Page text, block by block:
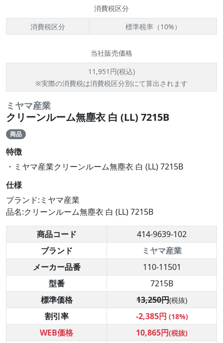
消費税区分
消費税区分
標準税率（10%）
当社販売価格
11,951円(税込)
※実際の消費税は消費税区分別にて算出されます
ミヤマ産業
クリーンルーム無塵衣 白 (LL) 7215B
商品
特徴
・ミヤマ産業クリーンルーム無塵衣 白 (LL) 7215B
仕様
ブランド:ミヤマ産業
品名:クリーンルーム無塵衣 白 (LL) 7215B
商品コード
414-9639-102
ブランド
ミヤマ産業
メーカー品番
110-11501
型番
7215B
標準価格
13,250円(税抜)
割引率 -2,385円 (18%)
WEB価格 10,865円(税抜)